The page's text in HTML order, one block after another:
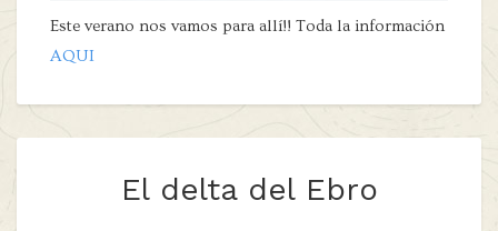
Este verano nos vamos para allí!! Toda la información
AQUI
El delta del Ebro